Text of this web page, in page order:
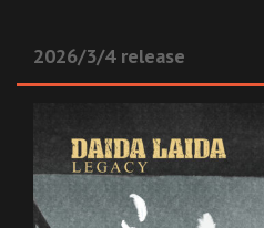
2026/3/4 release